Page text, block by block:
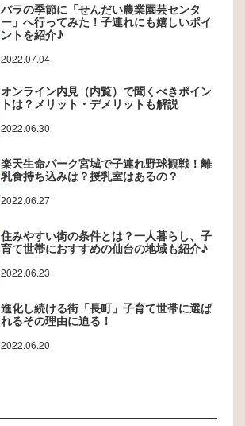
バラの季節に「せんだい農業園芸センタ
ー」へ行ってみた！子連れにも嬉しいポイ
ントを紹介♪
2022.07.04
オンライン内見（内覧）で聞くべきポイン
トは？メリット・デメリットも解説
2022.06.30
楽天生命パーク宮城で子連れ野球観戦！離
乳食持ち込みは？授乳室はあるの？
2022.06.27
住みやすい街の条件とは？一人暮らし、子
育て世帯におすすめの仙台の地域も紹介♪
2022.06.23
進化し続ける街「長町」子育て世帯に選ば
れるその理由に迫る！
2022.06.20